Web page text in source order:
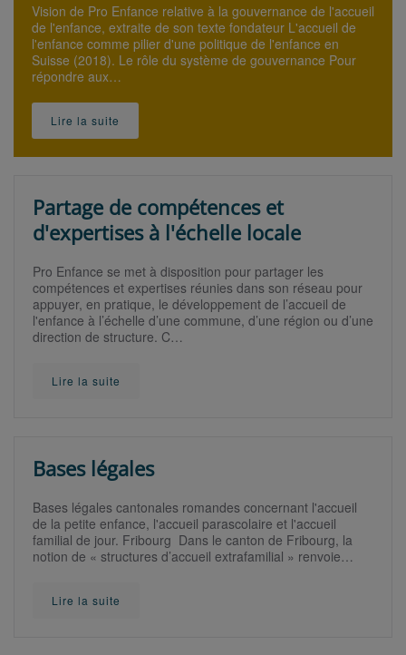
Vision de Pro Enfance relative à la gouvernance de l'accueil
de l'enfance, extraite de son texte fondateur L'accueil de
l'enfance comme pilier d'une politique de l'enfance en
Suisse (2018). Le rôle du système de gouvernance Pour
répondre aux…
Lire la suite
Partage de compétences et
d'expertises à l'échelle locale
Pro Enfance se met à disposition pour partager les
compétences et expertises réunies dans son réseau pour
appuyer, en pratique, le développement de l’accueil de
l'enfance à l’échelle d’une commune, d’une région ou d’une
direction de structure. C…
Lire la suite
Bases légales
Bases légales cantonales romandes concernant l'accueil
de la petite enfance, l'accueil parascolaire et l'accueil
familial de jour. Fribourg Dans le canton de Fribourg, la
notion de « structures d’accueil extrafamilial » renvoie…
Lire la suite